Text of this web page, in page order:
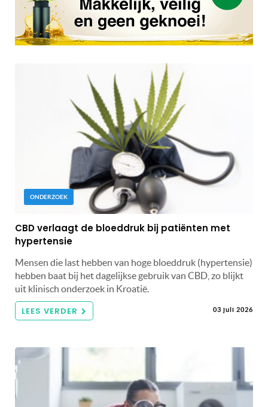
ONDERZOEK
CBD verlaagt de bloeddruk bij patiënten met
hypertensie
Mensen die last hebben van hoge bloeddruk (hypertensie)
hebben baat bij het dagelijkse gebruik van CBD, zo blijkt
uit klinisch onderzoek in Kroatië.
LEES VERDER 03 juli 2026